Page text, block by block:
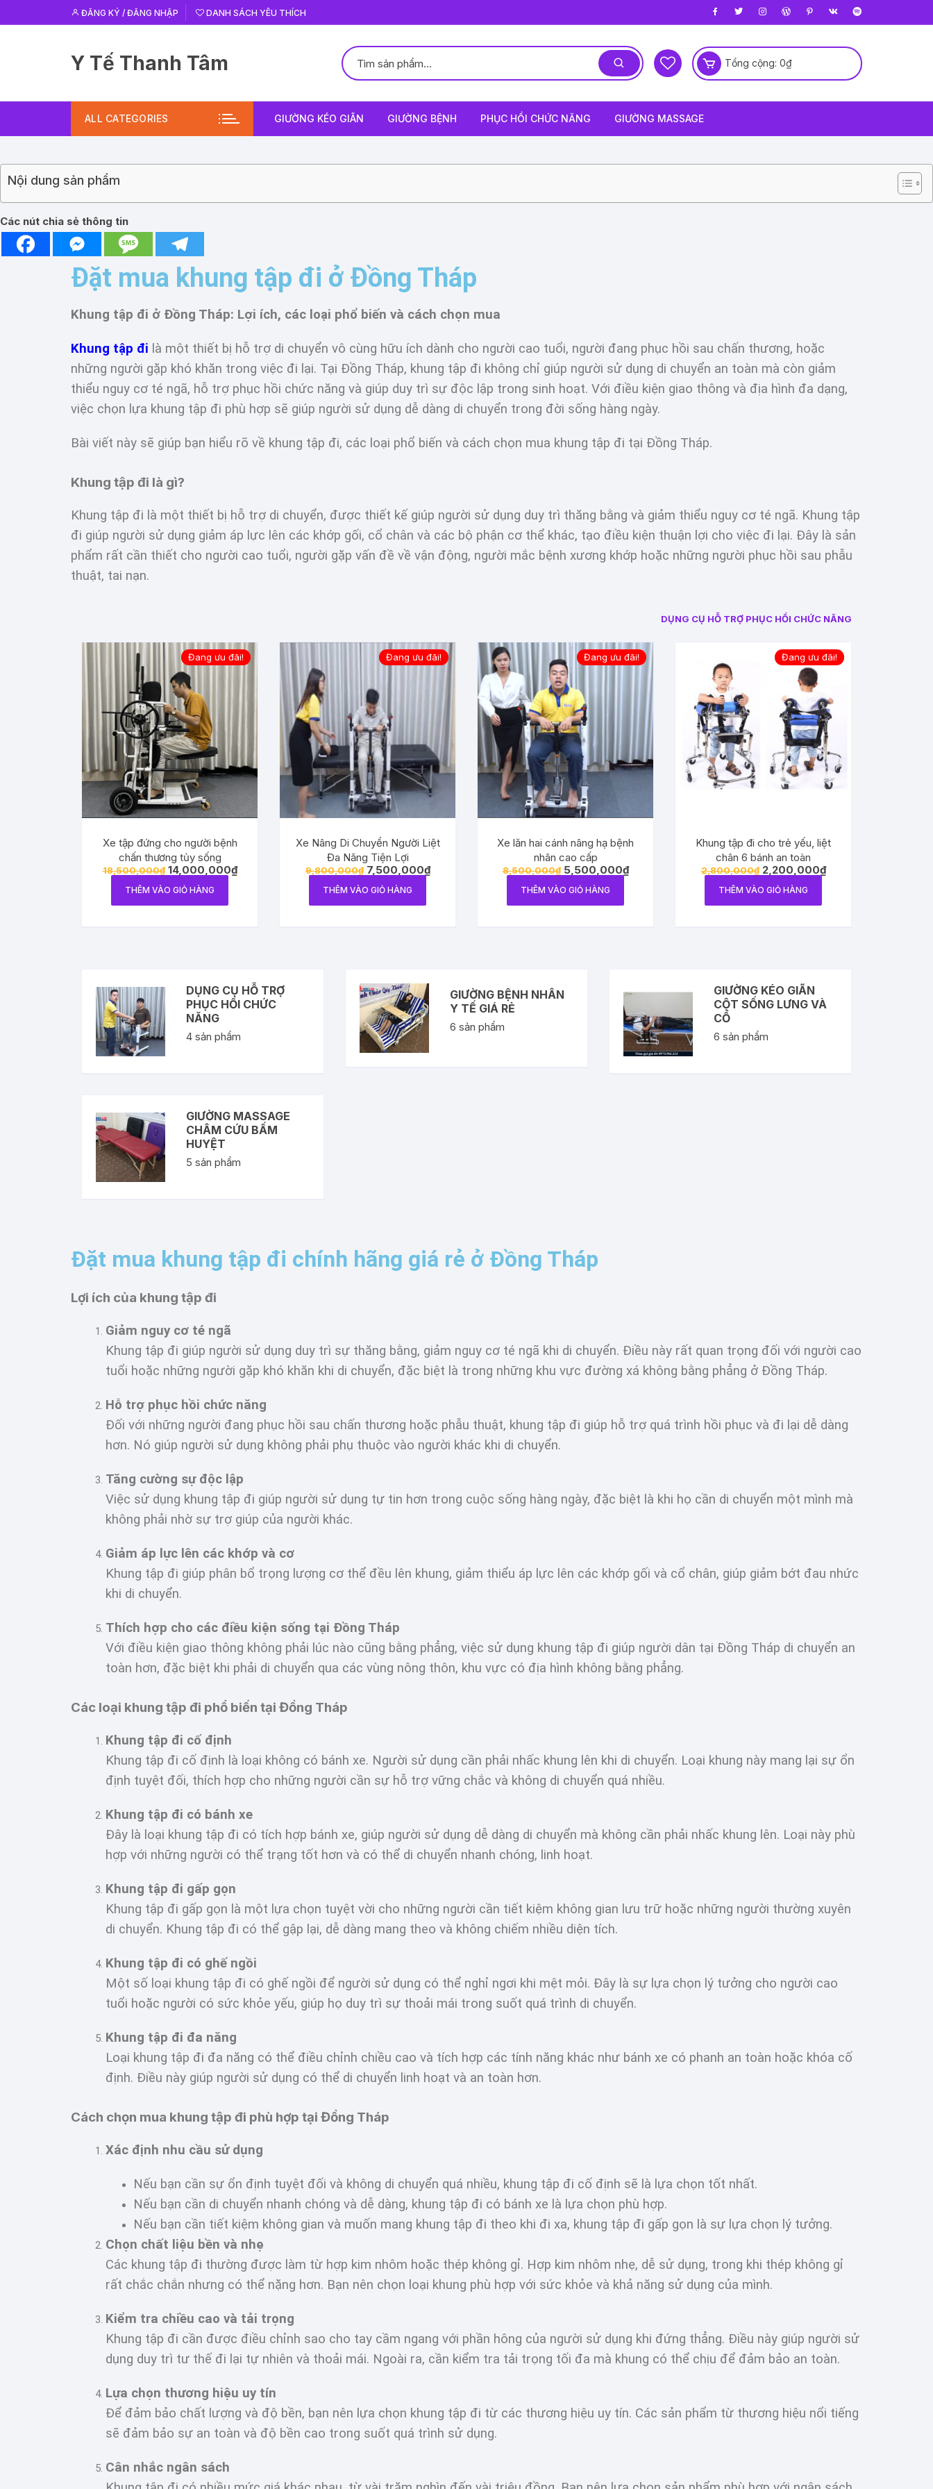
ĐĂNG KÝ / ĐĂNG NHẬP DANH SÁCH YÊU THÍCH
Y Tế Thanh Tâm Tổng cộng: 0₫
ALL CATEGORIES GIƯỜNG KÉO GIÃN GIƯỜNG BỆNH PHỤC HỒI CHỨC NĂNG GIƯỜNG MASSAGE
Nội dung sản phẩm
Các nút chia sẻ thông tin
Đặt mua khung tập đi ở Đồng Tháp
Khung tập đi ở Đồng Tháp: Lợi ích, các loại phổ biến và cách chọn mua
Khung tập đi là một thiết bị hỗ trợ di chuyển vô cùng hữu ích dành cho người cao tuổi, người đang phục hồi sau chấn thương, hoặc
những người gặp khó khăn trong việc đi lại. Tại Đồng Tháp, khung tập đi không chỉ giúp người sử dụng di chuyển an toàn mà còn giảm
thiểu nguy cơ té ngã, hỗ trợ phục hồi chức năng và giúp duy trì sự độc lập trong sinh hoạt. Với điều kiện giao thông và địa hình đa dạng,
việc chọn lựa khung tập đi phù hợp sẽ giúp người sử dụng dễ dàng di chuyển trong đời sống hàng ngày.
Bài viết này sẽ giúp bạn hiểu rõ về khung tập đi, các loại phổ biến và cách chọn mua khung tập đi tại Đồng Tháp.
Khung tập đi là gì?
Khung tập đi là một thiết bị hỗ trợ di chuyển, được thiết kế giúp người sử dụng duy trì thăng bằng và giảm thiểu nguy cơ té ngã. Khung tập
đi giúp người sử dụng giảm áp lực lên các khớp gối, cổ chân và các bộ phận cơ thể khác, tạo điều kiện thuận lợi cho việc đi lại. Đây là sản
phẩm rất cần thiết cho người cao tuổi, người gặp vấn đề về vận động, người mắc bệnh xương khớp hoặc những người phục hồi sau phẫu
thuật, tai nạn.
DỤNG CỤ HỖ TRỢ PHỤC HỒI CHỨC NĂNG
Đang ưu đãi!
Xe tập đứng cho người bệnh
chấn thương tủy sống
18,500,000₫ 14,000,000₫
THÊM VÀO GIỎ HÀNG
Đang ưu đãi!
Xe Nâng Di Chuyển Người Liệt
Đa Năng Tiện Lợi
9,800,000₫ 7,500,000₫
THÊM VÀO GIỎ HÀNG
Đang ưu đãi!
Xe lăn hai cánh nâng hạ bệnh
nhân cao cấp
8,500,000₫ 5,500,000₫
THÊM VÀO GIỎ HÀNG
Đang ưu đãi!
Khung tập đi cho trẻ yếu, liệt
chân 6 bánh an toàn
2,800,000₫ 2,200,000₫
THÊM VÀO GIỎ HÀNG
DỤNG CỤ HỖ TRỢ
PHỤC HỒI CHỨC
NĂNG
4 sản phẩm
GIƯỜNG BỆNH NHÂN
Y TẾ GIÁ RẺ
6 sản phẩm
GIƯỜNG KÉO GIÃN
CỘT SỐNG LƯNG VÀ
CỔ
6 sản phẩm
GIƯỜNG MASSAGE
CHÂM CỨU BẤM
HUYỆT
5 sản phẩm
Đặt mua khung tập đi chính hãng giá rẻ ở Đồng Tháp
Lợi ích của khung tập đi
Giảm nguy cơ té ngã
Khung tập đi giúp người sử dụng duy trì sự thăng bằng, giảm nguy cơ té ngã khi di chuyển. Điều này rất quan trọng đối với người cao
tuổi hoặc những người gặp khó khăn khi di chuyển, đặc biệt là trong những khu vực đường xá không bằng phẳng ở Đồng Tháp.
Hỗ trợ phục hồi chức năng
Đối với những người đang phục hồi sau chấn thương hoặc phẫu thuật, khung tập đi giúp hỗ trợ quá trình hồi phục và đi lại dễ dàng
hơn. Nó giúp người sử dụng không phải phụ thuộc vào người khác khi di chuyển.
Tăng cường sự độc lập
Việc sử dụng khung tập đi giúp người sử dụng tự tin hơn trong cuộc sống hàng ngày, đặc biệt là khi họ cần di chuyển một mình mà
không phải nhờ sự trợ giúp của người khác.
Giảm áp lực lên các khớp và cơ
Khung tập đi giúp phân bổ trọng lượng cơ thể đều lên khung, giảm thiểu áp lực lên các khớp gối và cổ chân, giúp giảm bớt đau nhức
khi di chuyển.
Thích hợp cho các điều kiện sống tại Đồng Tháp
Với điều kiện giao thông không phải lúc nào cũng bằng phẳng, việc sử dụng khung tập đi giúp người dân tại Đồng Tháp di chuyển an
toàn hơn, đặc biệt khi phải di chuyển qua các vùng nông thôn, khu vực có địa hình không bằng phẳng.
Các loại khung tập đi phổ biến tại Đồng Tháp
Khung tập đi cố định
Khung tập đi cố định là loại không có bánh xe. Người sử dụng cần phải nhấc khung lên khi di chuyển. Loại khung này mang lại sự ổn
định tuyệt đối, thích hợp cho những người cần sự hỗ trợ vững chắc và không di chuyển quá nhiều.
Khung tập đi có bánh xe
Đây là loại khung tập đi có tích hợp bánh xe, giúp người sử dụng dễ dàng di chuyển mà không cần phải nhấc khung lên. Loại này phù
hợp với những người có thể trạng tốt hơn và có thể di chuyển nhanh chóng, linh hoạt.
Khung tập đi gấp gọn
Khung tập đi gấp gọn là một lựa chọn tuyệt vời cho những người cần tiết kiệm không gian lưu trữ hoặc những người thường xuyên
di chuyển. Khung tập đi có thể gập lại, dễ dàng mang theo và không chiếm nhiều diện tích.
Khung tập đi có ghế ngồi
Một số loại khung tập đi có ghế ngồi để người sử dụng có thể nghỉ ngơi khi mệt mỏi. Đây là sự lựa chọn lý tưởng cho người cao
tuổi hoặc người có sức khỏe yếu, giúp họ duy trì sự thoải mái trong suốt quá trình di chuyển.
Khung tập đi đa năng
Loại khung tập đi đa năng có thể điều chỉnh chiều cao và tích hợp các tính năng khác như bánh xe có phanh an toàn hoặc khóa cố
định. Điều này giúp người sử dụng có thể di chuyển linh hoạt và an toàn hơn.
Cách chọn mua khung tập đi phù hợp tại Đồng Tháp
Xác định nhu cầu sử dụng
Nếu bạn cần sự ổn định tuyệt đối và không di chuyển quá nhiều, khung tập đi cố định sẽ là lựa chọn tốt nhất.
Nếu bạn cần di chuyển nhanh chóng và dễ dàng, khung tập đi có bánh xe là lựa chọn phù hợp.
Nếu bạn cần tiết kiệm không gian và muốn mang khung tập đi theo khi đi xa, khung tập đi gấp gọn là sự lựa chọn lý tưởng.
Chọn chất liệu bền và nhẹ
Các khung tập đi thường được làm từ hợp kim nhôm hoặc thép không gỉ. Hợp kim nhôm nhẹ, dễ sử dụng, trong khi thép không gỉ
rất chắc chắn nhưng có thể nặng hơn. Bạn nên chọn loại khung phù hợp với sức khỏe và khả năng sử dụng của mình.
Kiểm tra chiều cao và tải trọng
Khung tập đi cần được điều chỉnh sao cho tay cầm ngang với phần hông của người sử dụng khi đứng thẳng. Điều này giúp người sử
dụng duy trì tư thế đi lại tự nhiên và thoải mái. Ngoài ra, cần kiểm tra tải trọng tối đa mà khung có thể chịu để đảm bảo an toàn.
Lựa chọn thương hiệu uy tín
Để đảm bảo chất lượng và độ bền, bạn nên lựa chọn khung tập đi từ các thương hiệu uy tín. Các sản phẩm từ thương hiệu nổi tiếng
sẽ đảm bảo sự an toàn và độ bền cao trong suốt quá trình sử dụng.
Cân nhắc ngân sách